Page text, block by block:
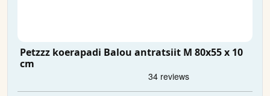
Petzzz koerapadi Balou antratsiit M 80x55 x 10
cm